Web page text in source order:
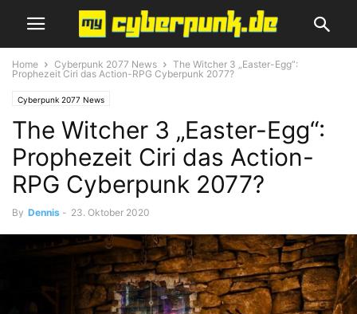
Home Cyberpunk 2077 News
The Witcher 3 „Easter-Egg“:
Prophezeit Ciri das Action-RPG Cyberpunk 2077?
Cyberpunk 2077 News
The Witcher 3 „Easter-Egg“:
Prophezeit Ciri das Action-
RPG Cyberpunk 2077?
By Dennis - 23. Oktober 2020